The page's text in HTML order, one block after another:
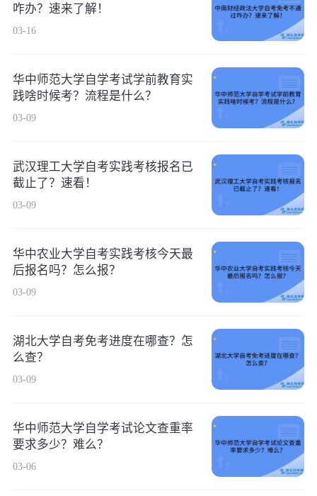
咋办？速来了解！
03-16
华中师范大学自学考试学前教育实
践啥时候考？流程是什么？
03-09
武汉理工大学自考实践考核报名已
截止了？速看！
03-09
华中农业大学自考实践考核今天最
后报名吗？怎么报？
03-09
湖北大学自考免考进度在哪查？怎
么查？
03-09
华中师范大学自学考试论文查重率
要求多少？难么？
03-06